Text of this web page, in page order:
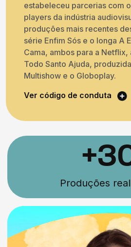
estabeleceu parcerias com
players da indústria
produções mais recentes
série Enfim Sós e o longa A
Cama, ambos para a Netflix,
Todo Santo Ajuda,
Multishow e o Globoplay.
Ver código de conduta
Produções